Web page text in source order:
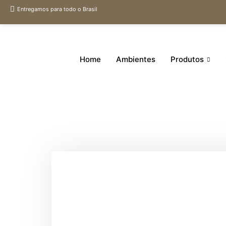
Entregamos para todo o Brasil
Home Ambientes Produtos